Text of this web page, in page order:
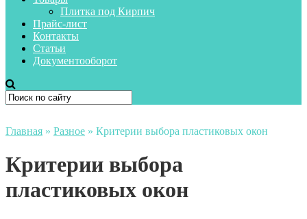
Плитка под Кирпич
Прайс-лист
Контакты
Статьи
Документооборот
Главная » Разное » Критерии выбора пластиковых окон
Критерии выбора
пластиковых окон